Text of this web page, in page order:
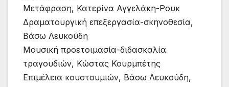
Μετάφραση, Κατερίνα Αγγελάκη-Ρουκ
Δραματουργική επεξεργασία-σκηνοθεσία,
Βάσω Λευκούδη
Μουσική προετοιμασία-διδασκαλία
τραγουδιών, Κώστας Κουρμπέτης
Επιμέλεια κουστουμιών, Βάσω Λευκούδη,